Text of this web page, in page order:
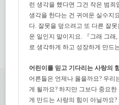
런 생각을 했다면 그건 작은 범죄
생각을 한다는 건 귀여운 실수지
다. 잘못을 덮으려고 또 다른 잘
운 일인지 말이지요. 『그래 그래
로 생각하게 하고 성장하게 만드
어린이를 믿고 기다리는 사랑의
어른들은 언제나 옳을까요? 우리
게 될까요? 하지만 그보다 중요
게 만드는 사랑의 힘이 아닐까요